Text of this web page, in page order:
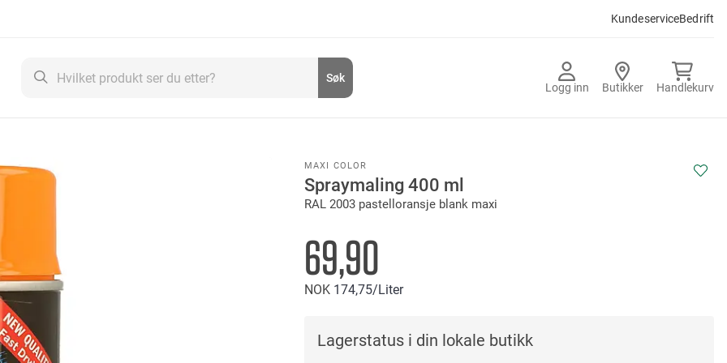
KundeserviceBedrift
Logg inn Butikker Handlekurv
Søk
MAXI COLOR
Spraymaling 400 ml
RAL 2003 pastelloransje blank maxi
69,90
NOK 17475/Liter
Lagerstatus i din lokale butikk